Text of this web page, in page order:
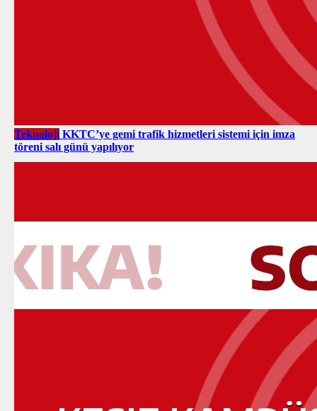
Teknoloji KKTC’ye gemi trafik hizmetleri sistemi için imza
töreni salı günü yapılıyor